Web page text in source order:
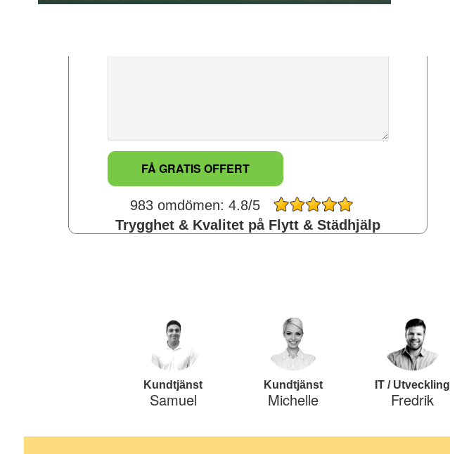
Meddelande: *
983 omdömen: 4.8/5
Trygghet & Kvalitet på Flytt & Städhjälp
Kundtjänst
Samuel
Kundtjänst
Michelle
IT / Utveckling
Fredrik